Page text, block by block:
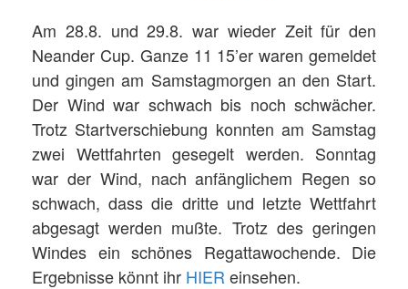
Am 28.8. und 29.8. war wieder Zeit für den
Neander Cup. Ganze 11 15’er waren gemeldet
und gingen am Samstagmorgen an den Start.
Der Wind war schwach bis noch schwächer.
Trotz Startverschiebung konnten am Samstag
zwei Wettfahrten gesegelt werden. Sonntag
war der Wind, nach anfänglichem Regen so
schwach, dass die dritte und letzte Wettfahrt
abgesagt werden mußte. Trotz des geringen
Windes ein schönes Regattawochende. Die
Ergebnisse könnt ihr HIER einsehen.